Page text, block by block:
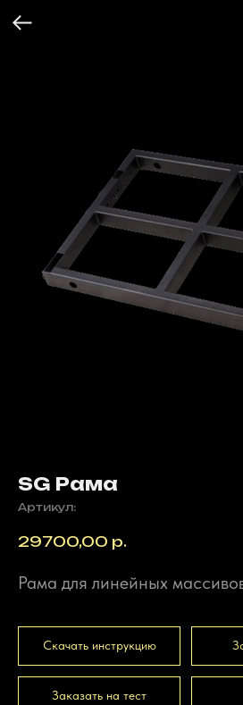
SG Рама
Артикул:
29700,00 р.
Рама для линейных
Скачать инструкцию
Заказать на тест